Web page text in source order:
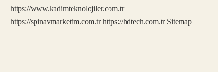
https://www.kadimteknolojiler.com.tr
https://spinavmarketim.com.tr https://hdtech.com.tr Sitemap